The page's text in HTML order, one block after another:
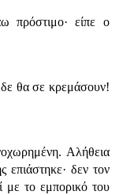
είπε ο
θα σε κρεμάσουν!
Αλήθεια
επιάστηκε· δεν τον
με το εμπορικό του